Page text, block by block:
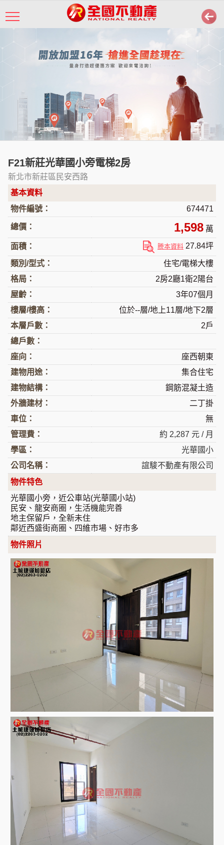
F21新莊光華國小旁電梯2房
新北市新莊區民安西路
基本資料
物件編號：
674471
總價： 1,598 萬
面積： 謄本資料 27.84坪
類別/型式：
住宅/電梯大樓
格局：
2房2廳1衛2陽台
屋齡：
3年07個月
樓層/樓高：
位於--層/地上11層/地下2層
本層戶數：
2戶
總戶數：
座向：
座西朝東
建物用途：
集合住宅
建物結構：
鋼筋混凝土造
外牆建材：
二丁掛
車位：
無
管理費：
約 2,287 元 / 月
學區：
光華國小
公司名稱：
誼駿不動產有限公司
物件特色
光華國小旁，近公車站(光華國小站)
民安、龍安商圈，生活機能完善
地主保留戶，全新未住
鄰近西盛街商圈、四維市場、好市多
物件照片